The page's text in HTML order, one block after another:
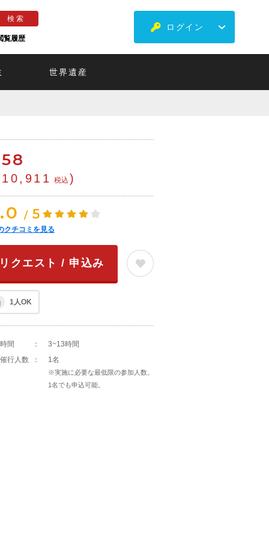
覧履歴
ログイン
世界遺産
58
税込 )
/ 5
クチコミを見る
リクエスト / 申込み
1人OK
間 ：
3~13時間
行人数
： 1名
※実施に必要な最低限の参加人数。
1名でも申込可能。